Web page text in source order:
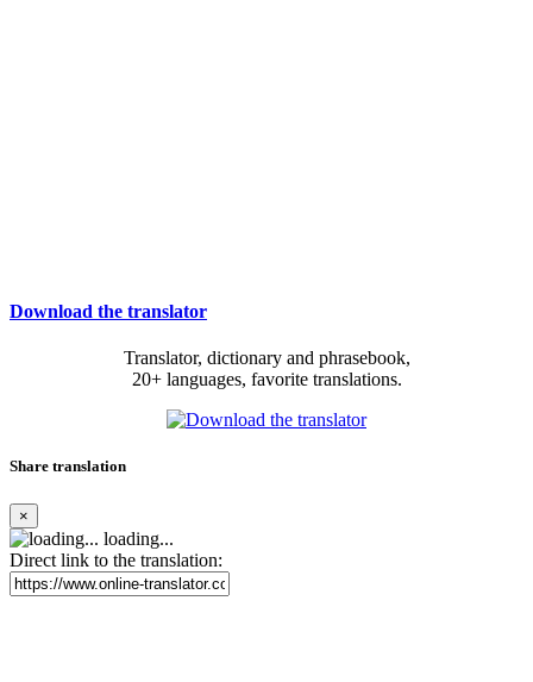
Download the translator
Translator, dictionary and phrasebook,
20+ languages, favorite translations.
Share translation
×
loading...
Direct link to the translation: